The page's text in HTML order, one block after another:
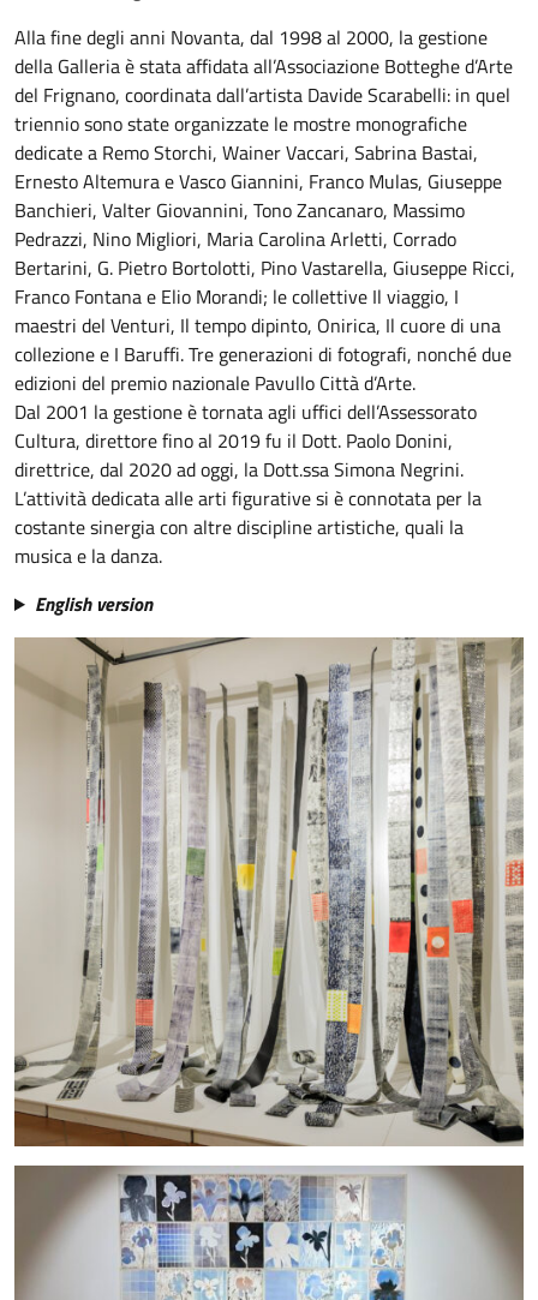
Alla fine degli anni Novanta, dal 1998 al 2000, la gestione
della Galleria è stata affidata all’Associazione Botteghe d’Arte
del Frignano, coordinata dall’artista Davide Scarabelli: in quel
triennio sono state organizzate le mostre monografiche
dedicate a Remo Storchi, Wainer Vaccari, Sabrina Bastai,
Ernesto Altemura e Vasco Giannini, Franco Mulas, Giuseppe
Banchieri, Valter Giovannini, Tono Zancanaro, Massimo
Pedrazzi, Nino Migliori, Maria Carolina Arletti, Corrado
Bertarini, G. Pietro Bortolotti, Pino Vastarella, Giuseppe Ricci,
Franco Fontana e Elio Morandi; le collettive Il viaggio, I
maestri del Venturi, Il tempo dipinto, Onirica, Il cuore di una
collezione e I Baruffi. Tre generazioni di fotografi, nonché due
edizioni del premio nazionale Pavullo Città d’Arte.
Dal 2001 la gestione è tornata agli uffici dell’Assessorato
Cultura, direttore fino al 2019 fu il Dott. Paolo Donini,
direttrice, dal 2020 ad oggi, la Dott.ssa Simona Negrini.
L’attività dedicata alle arti figurative si è connotata per la
costante sinergia con altre discipline artistiche, quali la
musica e la danza.
English version